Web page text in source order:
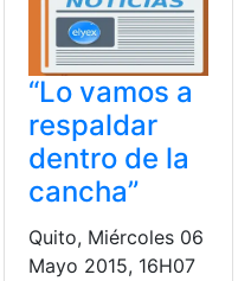
“Lo vamos a
respaldar
dentro de la
cancha”
Quito, Miércoles 06
Mayo 2015, 16H07